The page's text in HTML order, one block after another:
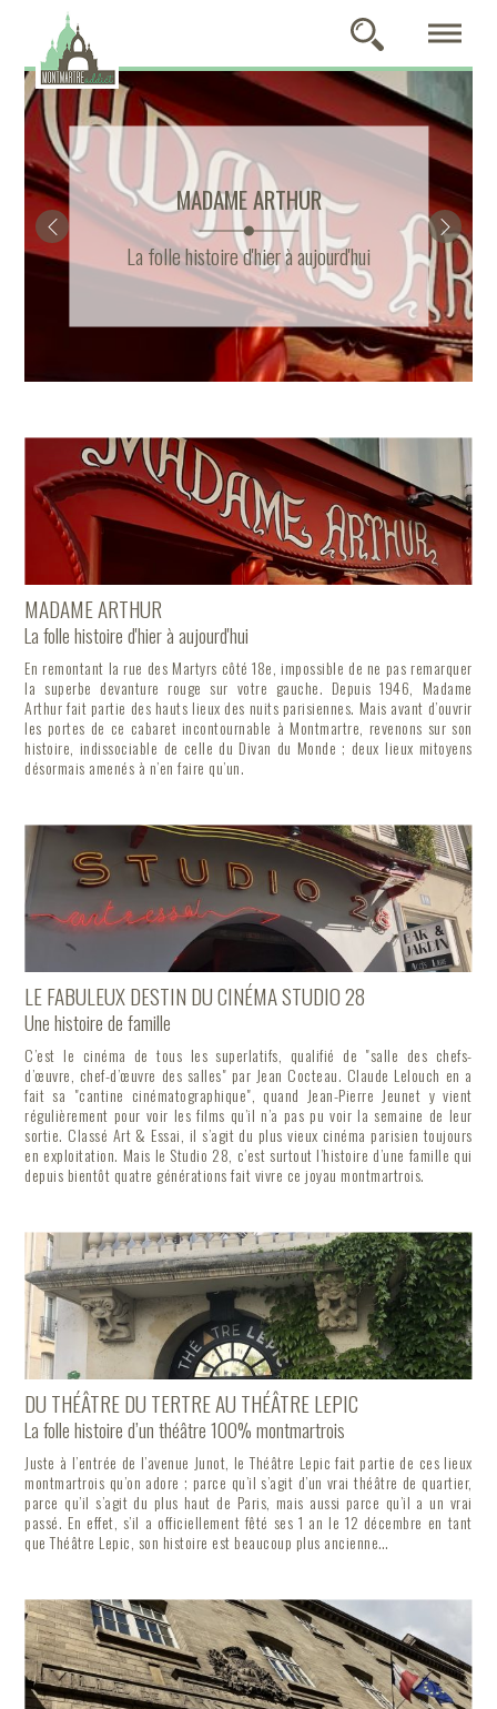
MADAME ARTHUR
La folle histoire d'hier à aujourd'hui
MADAME ARTHUR
La folle histoire d'hier à aujourd'hui
En remontant la rue des Martyrs côté 18e, impossible de ne pas remarquer
la superbe devanture rouge sur votre gauche. Depuis 1946, Madame
Arthur fait partie des hauts lieux des nuits parisiennes. Mais avant d’ouvrir
les portes de ce cabaret incontournable à Montmartre, revenons sur son
histoire, indissociable de celle du Divan du Monde ; deux lieux mitoyens
désormais amenés à n’en faire qu’un.
LE FABULEUX DESTIN DU CINÉMA STUDIO 28
Une histoire de famille
C’est le cinéma de tous les superlatifs, qualifié de "salle des chefs-
d’œuvre, chef-d’œuvre des salles" par Jean Cocteau. Claude Lelouch en a
fait sa "cantine cinématographique", quand Jean-Pierre Jeunet y vient
régulièrement pour voir les films qu’il n’a pas pu voir la semaine de leur
sortie. Classé Art & Essai, il s’agit du plus vieux cinéma parisien toujours
en exploitation. Mais le Studio 28, c’est surtout l’histoire d’une famille qui
depuis bientôt quatre générations fait vivre ce joyau montmartrois.
DU THÉÂTRE DU TERTRE AU THÉÂTRE LEPIC
La folle histoire d’un théâtre 100% montmartrois
Juste à l’entrée de l’avenue Junot, le Théâtre Lepic fait partie de ces lieux
montmartrois qu’on adore ; parce qu’il s’agit d’un vrai théâtre de quartier,
parce qu’il s’agit du plus haut de Paris, mais aussi parce qu’il a un vrai
passé. En effet, s’il a officiellement fêté ses 1 an le 12 décembre en tant
que Théâtre Lepic, son histoire est beaucoup plus ancienne…